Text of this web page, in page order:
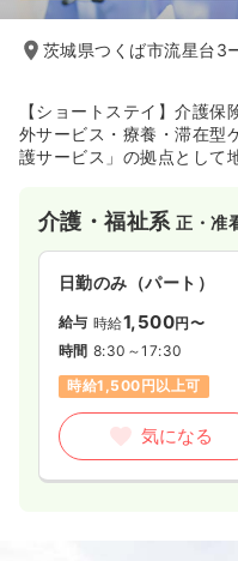
茨城県つくば市流星台3
【ショートステイ】介護
外サービス・療養・滞在型
護サービス」の拠点として
介護・福祉系正・准
日勤のみ（パート）
給与 時給1,500円〜
時間 8:30～17:30
時給1,500円以上可
気になる